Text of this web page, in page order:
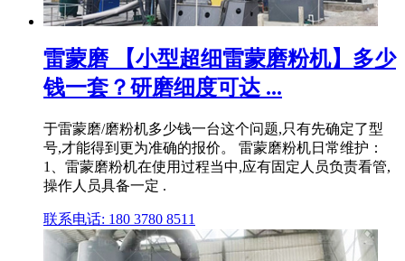
雷蒙磨 【小型超细雷蒙磨粉机】多少
钱一套？研磨细度可达 ...
于雷蒙磨/磨粉机多少钱一台这个问题,只有先确定了型
号,才能得到更为准确的报价。 雷蒙磨粉机日常维护：
1、雷蒙磨粉机在使用过程当中,应有固定人员负责看管,
操作人员具备一定 .
联系电话: 180 3780 8511